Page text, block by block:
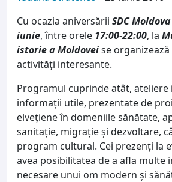
Cu ocazia aniversării SDC
iunie, între orele 17:00-22:00, la
istorie a Moldoveise
activități interesante.
Programul cuprinde atât, ateliere
informații utile, prezentate de
elvețiene în domeniile sănătate,
sanitație, migrație și dezvoltare,
program cultural. Cei prezenți la
avea posibilitatea de a afla multe
necesare unui om modern și